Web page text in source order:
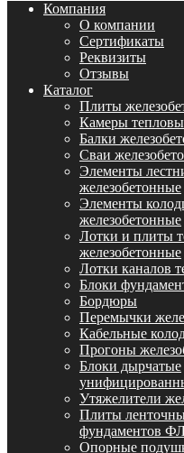
Компания
О компании
Сертификаты
Реквизиты
Отзывы
Каталог
Плиты
Камеры
Балки
Сваи
Элементы
железобетонные
Элементы
железобетонные
Лотки и плиты
железобетонные
Лотки каналов
Блоки
Бордюры
Перемычки
Кабельные
Прогоны
Блоки дырчатые
Утяжелители
Плиты
фундаментов
Опорные